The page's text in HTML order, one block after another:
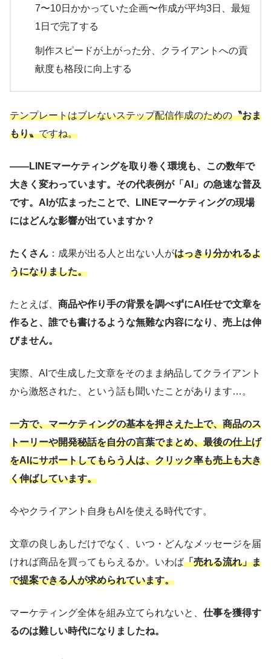
7〜10日かかっていた企画〜作成が平均3日、最短
1日で完了する
制作スピードが上がった分、クライアントへの貢
献度も格段に向上する
テンプレートはブレないステップ配信作成のための〝おま
もり〟ですね。
——LINEマーケティングを取り巻く環境も、この数年で
大きく変わっています。その代表例が「AI」の急速な普及
です。AIが広まったことで、LINEマーケティングの現場
にはどんな影響が出ていますか？
たくさん ：成果が出る人と出ない人がはっきり分かれるよ
うになりました。
たとえば、 商品や作り手の背景を調べずにAI任せで文章を
作ると、誰でも書けるような無難な内容になり、売上は伸
びません。
実際、AIで生成した文章をそのまま納品してクライアント
から激怒された、という話も聞いたことがあります…。
一方で、マーケティングの基本を押さえた上で、商品のス
トーリーや開発秘話を自分の言葉でまとめ、最後の仕上げ
をAIにサポートしてもらう人は、クリック率も売上も大き
く伸ばしています。
今やクライアント自身もAIを使える時代です。
文章の良しあしだけでなく、いつ・どんなメッセージを届
ければ商品を買ってもらえるか。いわば「売れる流れ」ま
で提案できる人が求められています。
マーケティング全体を組み立てられないと、 仕事を獲得す
るのは難しい時代になりましたね。